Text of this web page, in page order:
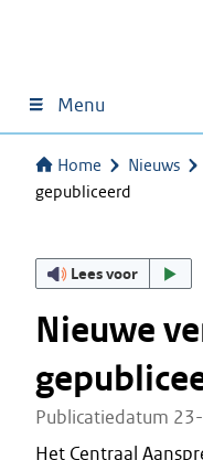
Menu
Home Nieuws
gepubliceerd
Lees voor
Nieuwe
Publicatiedatum
Het Centraal